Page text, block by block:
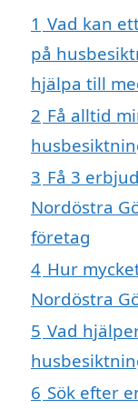
1 Vad kan
på
hjälpa till
2 Få alltid
3 Få 3
Nordöstra
företag
4 Hur
Nordöstra
5 Vad
6 Sök efter